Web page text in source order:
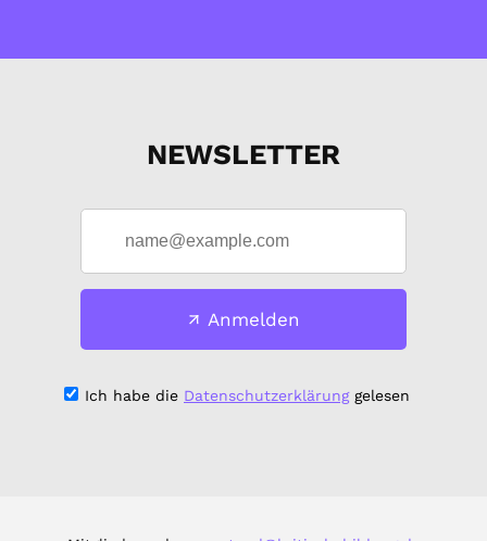
NEWSLETTER
Anmelden
Ich habe die Datenschutzerklärunggelesen